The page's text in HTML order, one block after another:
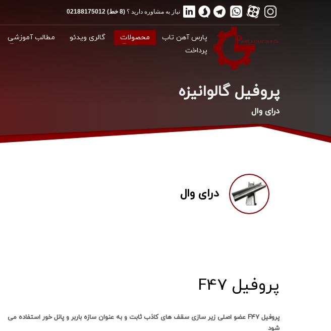
نیاز به مشاوره دارید ؟ (8 خط) 02188175012
پارس آهن تاب محصولات گالری ویدئو مطالب آموزشی
پرداخت
پروفیل گالوانیزه
درای وال
درای وال
پروفیل F47
پروفیل F47 عضو اصلی زیر سازی سقف های کاذب ثابت و به عنوان سازه باربر و پانل خور استفاده می
شود